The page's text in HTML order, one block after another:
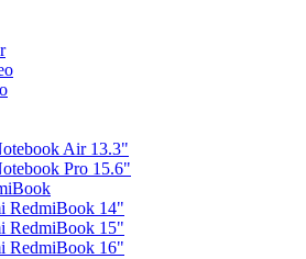
Air 13.3"
Pro 15.6"
RedmiBook 14"
RedmiBook 15"
RedmiBook 16"